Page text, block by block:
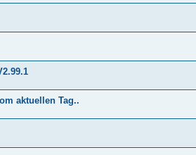
aktuellen Tag..